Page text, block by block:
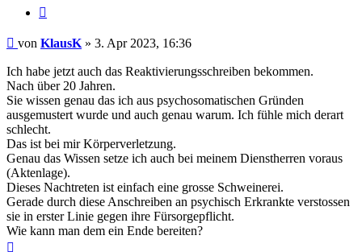
Beitrag
von KlausK » 3. Apr 2023, 16:36
Ich habe jetzt auch das Reaktivierungsschreiben bekommen.
Nach über 20 Jahren.
Sie wissen genau das ich aus psychosomatischen Gründen
ausgemustert wurde und auch genau warum. Ich fühle mich derart
schlecht.
Das ist bei mir Körperverletzung.
Genau das Wissen setze ich auch bei meinem Dienstherren voraus
(Aktenlage).
Dieses Nachtreten ist einfach eine grosse Schweinerei.
Gerade durch diese Anschreiben an psychisch Erkrankte verstossen
sie in erster Linie gegen ihre Fürsorgepflicht.
Wie kann man dem ein Ende bereiten?